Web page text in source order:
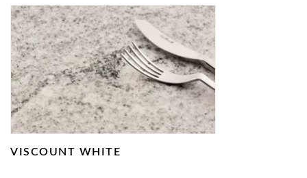
VISCOUNT WHITE